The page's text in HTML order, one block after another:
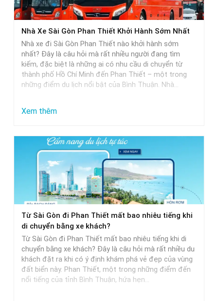
Từ
Sài
Gòn
Khởi
Hành
Trễ
Nhất
Nhà Xe Sài Gòn Phan Thiết Khởi Hành Sớm Nhất
Nhà xe đi Sài Gòn Phan Thiết nào khởi hành sớm
nhất? Đây là câu hỏi mà rất nhiều người đang tìm
kiếm, đặc biệt là những ai có nhu cầu di chuyển từ
thành phố Hồ Chí Minh đến Phan Thiết – một trong
những điểm du lịch nổi bật của Bình Thuận. Nhà…
Xem thêm:
Xe
Sài
Gòn
Phan
Thiết
Khởi
Hành
Nhất
Từ Sài Gòn đi Phan Thiết mất bao nhiêu tiếng khi
di chuyển bằng xe khách?
Từ Sài Gòn đi Phan Thiết mất bao nhiêu tiếng khi di
chuyển bằng xe khách? Đây là câu hỏi mà rất nhiều du
khách đặt ra khi có ý định khám phá vẻ đẹp của vùng
đất biển này. Phan Thiết, một trong những điểm đến
nổi tiếng của tỉnh Bình Thuận, hứa hẹn…